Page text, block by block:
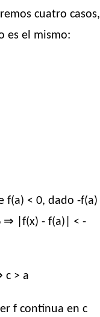
cuatro casos,
es el mismo:
f(a) < 0, dado -f(a)
⇒ |f(x) - f(a)| < -
c > a
f contínua en c